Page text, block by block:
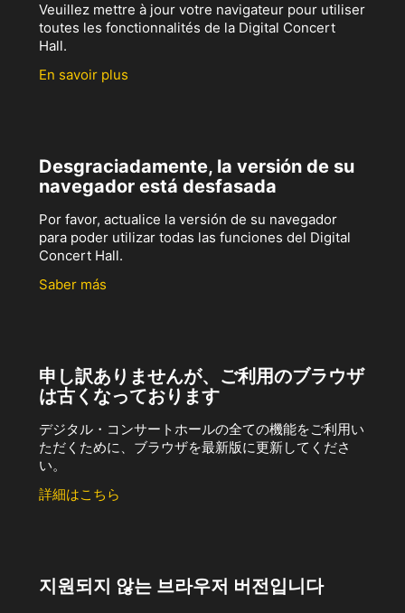
Veuillez mettre à jour votre navigateur pour utiliser
toutes les fonctionnalités de la Digital Concert
Hall.
En savoir plus
Desgraciadamente, la versión de su
navegador está desfasada
Por favor, actualice la versión de su navegador
para poder utilizar todas las funciones del Digital
Concert Hall.
Saber más
申し訳ありませんが、ご利用のブラウザ
は古くなっております
デジタル・コンサートホールの全ての機能をご利用い
ただくために、ブラウザを最新版に更新してくださ
い。
詳細はこちら
지원되지 않는 브라우저 버전입니다